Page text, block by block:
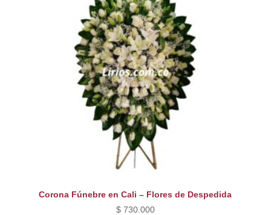
Corona Fúnebre en Cali – Flores de Despedida
$730.000